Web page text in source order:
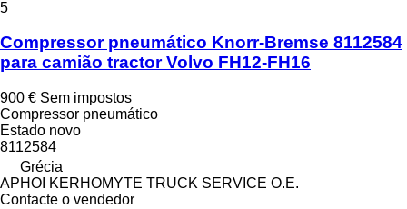
5
Compressor pneumático Knorr-Bremse 8112584
para camião tractor Volvo FH12-FH16
900 € Sem impostos
Compressor pneumático
Estado novo
8112584
Grécia
APHOI KERHOMYTE TRUCK SERVICE O.E.
Contacte o vendedor